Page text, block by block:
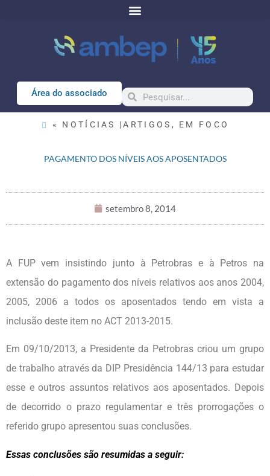
Área do associado
« NOTÍCIAS |ARTIGOS , EM FOCO
PAGAMENTO DOS NÍVEIS AOS APOSENTADOS
setembro 8, 2014
A FUP vem insistindo junto à Petrobras e à Petros na
extensão do pagamento dos níveis relativos aos anos 2004,
2005, 2006 a todos os aposentados tendo em vista a
inclusão deste item no ACT 2013-2015.
Em 09/10/2013, a Presidente da Petrobras criou um grupo
de trabalho através da DIP Presidência 144/13 para estudar
esse e outros assuntos relativos aos aposentados. Depois
de decorrido o prazo regulamentar e três prorrogações o
referido grupo apresentou suas conclusões.
Essas conclusões são resumidas a seguir: